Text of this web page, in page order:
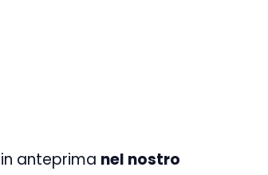
anteprima nel nostro